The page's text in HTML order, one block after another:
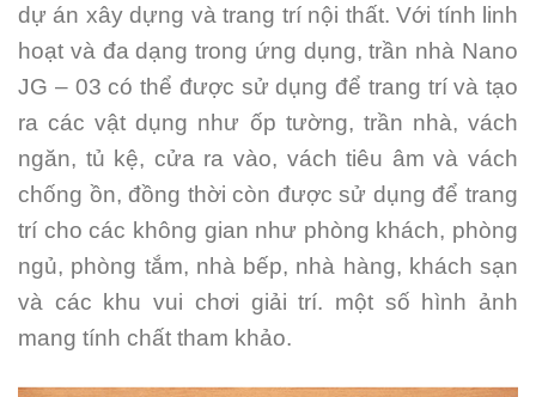
dự án xây dựng và trang trí nội thất. Với tính linh
hoạt và đa dạng trong ứng dụng, trần nhà Nano
JG – 03 có thể được sử dụng để trang trí và tạo
ra các vật dụng như ốp tường, trần nhà, vách
ngăn, tủ kệ, cửa ra vào, vách tiêu âm và vách
chống ồn, đồng thời còn được sử dụng để trang
trí cho các không gian như phòng khách, phòng
ngủ, phòng tắm, nhà bếp, nhà hàng, khách sạn
và các khu vui chơi giải trí. một số hình ảnh
mang tính chất tham khảo.